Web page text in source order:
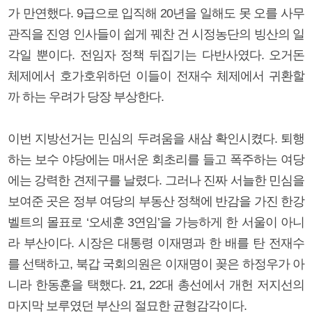
가 만연했다. 9급으로 입직해 20년을 일해도 못 오를 사무
관직을 진영 인사들이 쉽게 꿰찬 건 시정농단의 빙산의 일
각일 뿐이다. 전임자 정책 뒤집기는 다반사였다. 오거돈
체제에서 호가호위하던 이들이 전재수 체제에서 귀환할
까 하는 우려가 당장 부상한다.
이번 지방선거는 민심의 두려움을 새삼 확인시켰다. 퇴행
하는 보수 야당에는 매서운 회초리를 들고 폭주하는 여당
에는 강력한 견제구를 날렸다. 그러나 진짜 서늘한 민심을
보여준 곳은 정부 여당의 부동산 정책에 반감을 가진 한강
벨트의 몰표로 ‘오세훈 3연임’을 가능하게 한 서울이 아니
라 부산이다. 시장은 대통령 이재명과 한 배를 탄 전재수
를 선택하고, 북갑 국회의원은 이재명이 꽂은 하정우가 아
니라 한동훈을 택했다. 21, 22대 총선에서 개헌 저지선의
마지막 보루였던 부산의 절묘한 균형감각이다.